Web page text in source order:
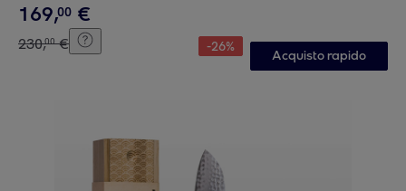
169,00 €
230,00 € -26%
Acquisto rapido